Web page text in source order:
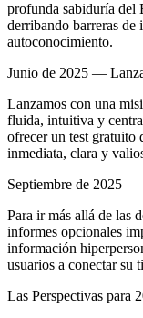
profunda sabiduría del
derribando barreras de
autoconocimiento.
Junio de 2025 —
Lanzamos con una
fluida, intuitiva y
ofrecer un test gratuito
inmediata, clara y
Septiembre de 2025
Para ir más allá de las
informes opcionales
información
usuarios a conectar su
Las Perspectivas para